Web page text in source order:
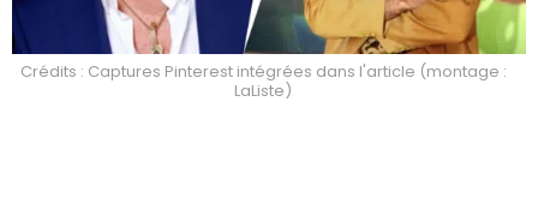
Crédits : Captures Pinterest intégrées dans l'article (montage :
LaListe)